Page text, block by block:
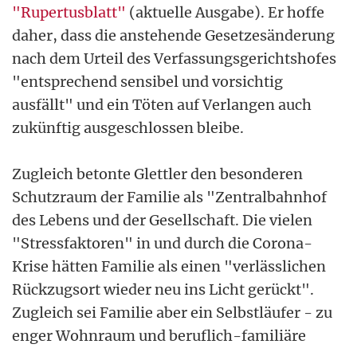
"Rupertusblatt" (aktuelle Ausgabe). Er hoffe
daher, dass die anstehende Gesetzesänderung
nach dem Urteil des Verfassungsgerichtshofes
"entsprechend sensibel und vorsichtig
ausfällt" und ein Töten auf Verlangen auch
zukünftig ausgeschlossen bleibe.
Zugleich betonte Glettler den besonderen
Schutzraum der Familie als "Zentralbahnhof
des Lebens und der Gesellschaft. Die vielen
"Stressfaktoren" in und durch die Corona-
Krise hätten Familie als einen "verlässlichen
Rückzugsort wieder neu ins Licht gerückt".
Zugleich sei Familie aber ein Selbstläufer - zu
enger Wohnraum und beruflich-familiäre